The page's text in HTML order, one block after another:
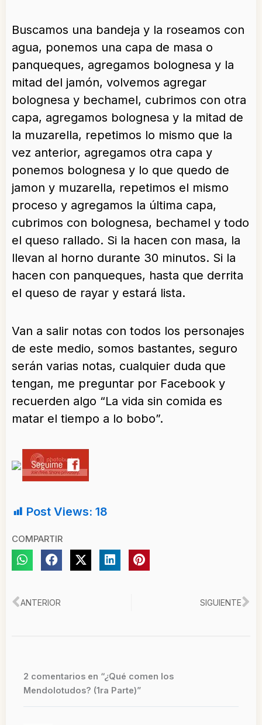
Buscamos una bandeja y la roseamos con
agua, ponemos una capa de masa o
panqueques, agregamos bolognesa y la
mitad del jamón, volvemos agregar
bolognesa y bechamel, cubrimos con otra
capa, agregamos bolognesa y la mitad de
la muzarella, repetimos lo mismo que la
vez anterior, agregamos otra capa y
ponemos bolognesa y lo que quedo de
jamon y muzarella, repetimos el mismo
proceso y agregamos la última capa,
cubrimos con bolognesa, bechamel y todo
el queso rallado. Si la hacen con masa, la
llevan al horno durante 30 minutos. Si la
hacen con panqueques, hasta que derrita
el queso de rayar y estará lista.
Van a salir notas con todos los personajes
de este medio, somos bastantes, seguro
serán varias notas, cualquier duda que
tengan, me preguntar por Facebook y
recuerden algo “La vida sin comida es
matar el tiempo a lo bobo”.
Post Views: 18
COMPARTIR
Ant
ANTERIOR SIGUIENTE
2 comentarios en “¿Qué comen los
Mendolotudos? (1ra Parte)”